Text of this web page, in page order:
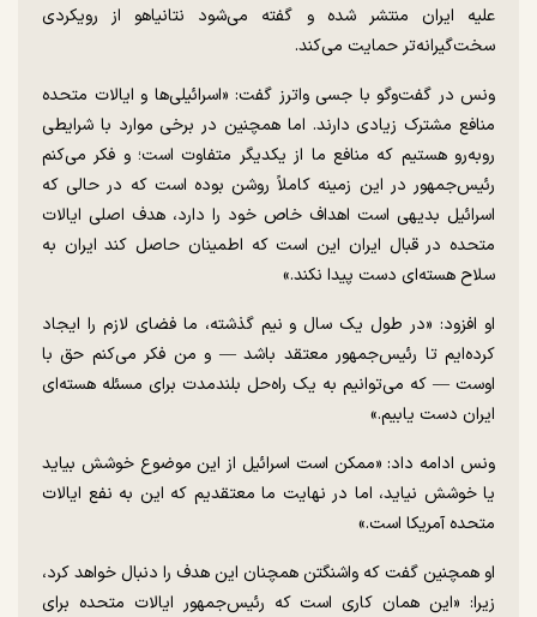
علیه ایران منتشر شده و گفته می‌شود نتانیاهو از رویکردی
سخت‌گیرانه‌تر حمایت می‌کند.
ونس در گفت‌و‌گو با جسی واترز گفت: «اسرائیلی‌ها و ایالات متحده
منافع مشترک زیادی دارند. اما همچنین در برخی موارد با شرایطی
روبه‌رو هستیم که منافع ما از یکدیگر متفاوت است؛ و فکر می‌کنم
رئیس‌جمهور در این زمینه کاملاً روشن بوده است که در حالی که
اسرائیل بدیهی است اهداف خاص خود را دارد، هدف اصلی ایالات
متحده در قبال ایران این است که اطمینان حاصل کند ایران به
سلاح هسته‌ای دست پیدا نکند.»
او افزود: «در طول یک سال و نیم گذشته، ما فضای لازم را ایجاد
کرده‌ایم تا رئیس‌جمهور معتقد باشد — و من فکر می‌کنم حق با
اوست — که می‌توانیم به یک راه‌حل بلندمدت برای مسئله هسته‌ای
ایران دست یابیم.»
ونس ادامه داد: «ممکن است اسرائیل از این موضوع خوشش بیاید
یا خوشش نیاید، اما در نهایت ما معتقدیم که این به نفع ایالات
متحده آمریکا است.»
او همچنین گفت که واشنگتن همچنان این هدف را دنبال خواهد کرد،
زیرا: «این همان کاری است که رئیس‌جمهور ایالات متحده برای